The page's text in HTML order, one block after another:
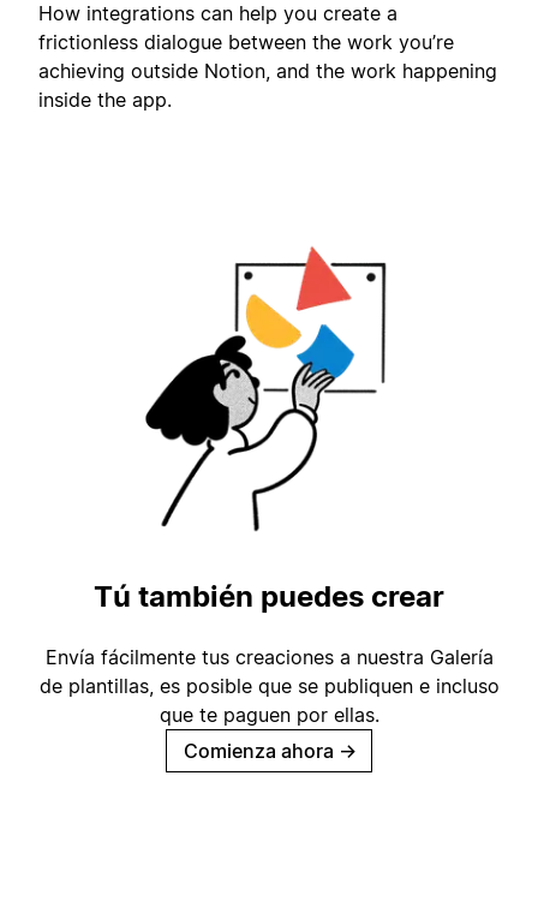
How integrations can help you create a
frictionless dialogue between the work you’re
achieving outside Notion, and the work happening
inside the app.
Tú también puedes crear
Envía fácilmente tus creaciones a nuestra Galería
de plantillas, es posible que se publiquen e incluso
que te paguen por ellas.
Comienza ahora →